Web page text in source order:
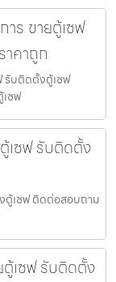
าร ขายตู้เซฟ
คาถูก
รับติดตั้งตู้เซฟ
ซฟ
เซฟ รับติดตั้ง
ตู้เซฟ ติดต่อสอบถาม
เซฟ รับติดตั้ง